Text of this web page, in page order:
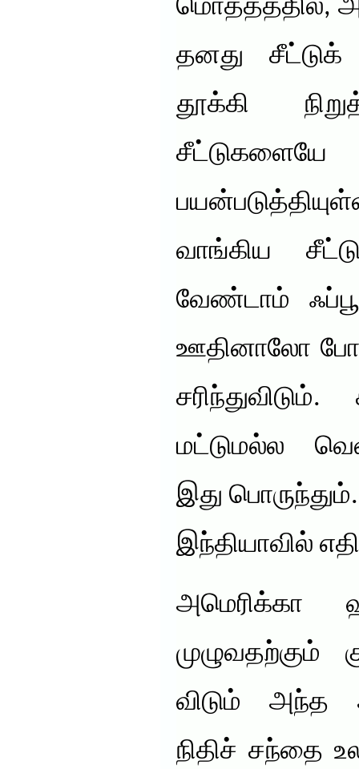
மொத்தத்தில்,
தனது
தூக்கி
வாங்கிய
வேண்டாம்
ஊதினாலோ
மட்டுமல்ல
இது பொருந்தும்.
இந்தியாவில்
அமெரிக்கா
முழுவதற்கும்
விடும் அந்த
நிதிச் சந்தை